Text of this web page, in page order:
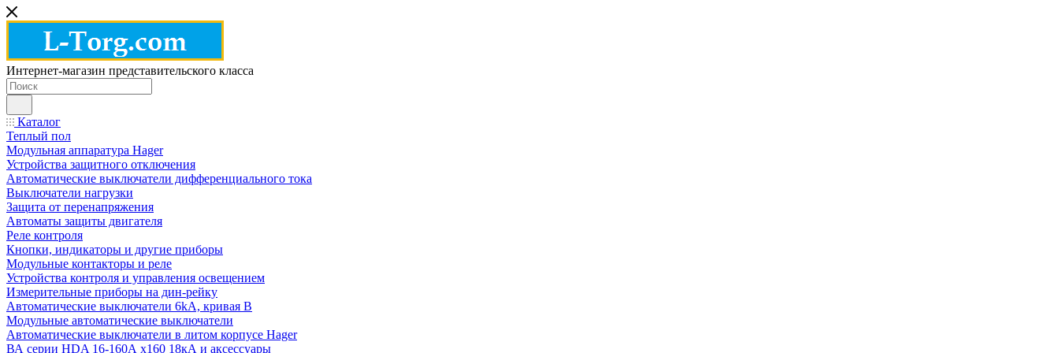
Интернет-магазин представительского класса
Каталог
Теплый пол
Модульная аппаратура Hager
Устройства защитного отключения
Автоматические выключатели дифференциального тока
Выключатели нагрузки
Защита от перенапряжения
Автоматы защиты двигателя
Реле контроля
Кнопки, индикаторы и другие приборы
Модульные контакторы и реле
Устройства контроля и управления освещением
Измерительные приборы на дин-рейку
Автоматические выключатели 6kA, кривая В
Модульные автоматические выключатели
Автоматические выключатели в литом корпусе Hager
ВА серии HDA 16-160А x160 18кА и аксессуары